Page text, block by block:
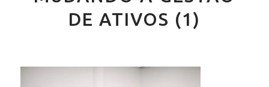
DE ATIVOS (1)